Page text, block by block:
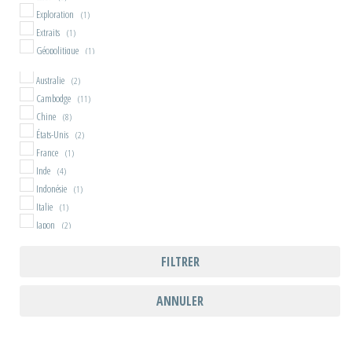
Exploration (1)
Extraits (1)
Géopolitique (1)
Marche (2)
Naufrages (1)
Nouvelles
Peinture (1)
Photo (3)
Polar (4)
Récit ancien (7)
Récit contemporain
Société (8)
Australie (2)
Cambodge (11)
Chine (8)
États-Unis (2)
France (1)
Inde (4)
Indonésie (1)
Italie (1)
Japon (2)
FILTRER
ANNULER